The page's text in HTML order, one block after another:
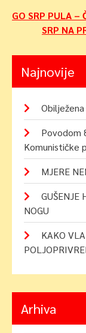
objava
GO SRP PULA –
SRP NA
Najnovije
Povodom
Komunističke
MJERE
GUŠENJE
NOGU
KAKO
Arhiva